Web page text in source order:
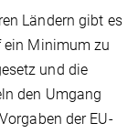
Ländern gibt es
ein Minimum zu
und die
den Umgang
der EU-